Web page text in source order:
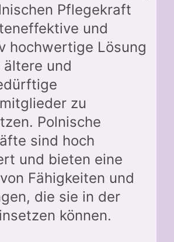
Pflegekraft
und
hochwertige Lösung
ältere und
zu
Polnische
sind hoch
und bieten eine
Fähigkeiten und
die sie in der
können.